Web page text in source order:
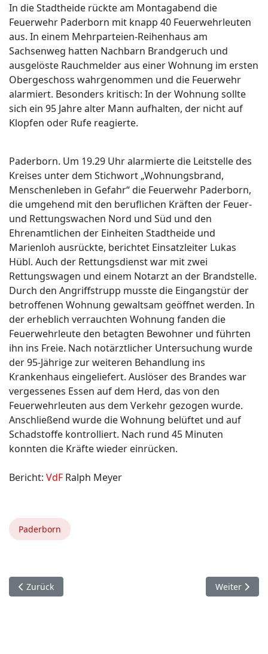
In die Stadtheide rückte am Montagabend die
Feuerwehr Paderborn mit knapp 40 Feuerwehrleuten
aus. In einem Mehrparteien-Reihenhaus am
Sachsenweg hatten Nachbarn Brandgeruch und
ausgelöste Rauchmelder aus einer Wohnung im ersten
Obergeschoss wahrgenommen und die Feuerwehr
alarmiert. Besonders kritisch: In der Wohnung sollte
sich ein 95 Jahre alter Mann aufhalten, der nicht auf
Klopfen oder Rufe reagierte.
Paderborn. Um 19.29 Uhr alarmierte die Leitstelle des
Kreises unter dem Stichwort „Wohnungsbrand,
Menschenleben in Gefahr“ die Feuerwehr Paderborn,
die umgehend mit den beruflichen Kräften der Feuer-
und Rettungswachen Nord und Süd und den
Ehrenamtlichen der Einheiten Stadtheide und
Marienloh ausrückte, berichtet Einsatzleiter Lukas
Hübl. Auch der Rettungsdienst war mit zwei
Rettungswagen und einem Notarzt an der Brandstelle.
Durch den Angriffstrupp musste die Eingangstür der
betroffenen Wohnung gewaltsam geöffnet werden. In
der erheblich verrauchten Wohnung fanden die
Feuerwehrleute den betagten Bewohner und führten
ihn ins Freie. Nach notärztlicher Untersuchung wurde
der 95-Jährige zur weiteren Behandlung ins
Krankenhaus eingeliefert. Auslöser des Brandes war
vergessenes Essen auf dem Herd, das von den
Feuerwehrleuten aus dem Verkehr gezogen wurde.
Anschließend wurde die Wohnung belüftet und auf
Schadstoffe kontrolliert. Nach rund 45 Minuten
konnten die Kräfte wieder einrücken.
Bericht: VdF Ralph Meyer
Paderborn
Vorheriger Beitrag: 9. November. Paderborn.
Zurück Nächster
Weiter